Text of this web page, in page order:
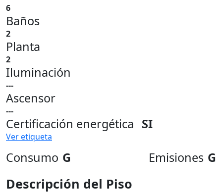
6
Baños
2
Planta
2
Iluminación
---
Ascensor
---
Certificación energética SI
Ver etiqueta
Consumo G Emisiones G
Descripción del Piso